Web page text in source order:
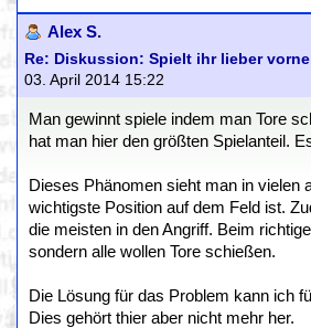
Alex S.
Re: Diskussion: Spielt ihr lieber
03. April 2014 15:22
Man gewinnt spiele indem man Tore
hat man hier den größten Spielanteil.
Dieses Phänomen sieht man in vielen
wichtigste Position auf dem Feld ist.
die meisten in den Angriff. Beim
sondern alle wollen Tore schießen.
Die Lösung für das Problem kann ich
Dies gehört thier aber nicht mehr her.